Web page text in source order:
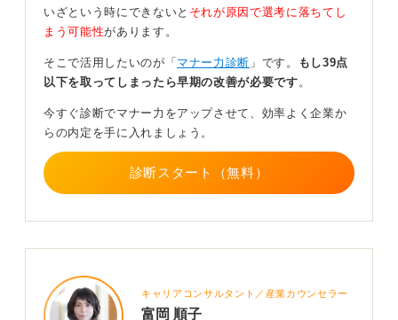
Tシャツにジーンズのような明らかにカジュアルすぎる服
装や、露出の多い服装は避けましょう。
小物もシンプルに！ トータルバランスを重視
髪型については、顔周りがすっきりとして清潔感があれ
ば、下ろしていてもまとめていてもかまいません。お辞
儀をしたときに髪が顔にかかってしまうようなら、ハー
フアップにするなど工夫すると良いでしょう。
りすぎないよう、小ぶりでシンプルなものを選ぶのがポ
ピアスやネックレスも、デザインによっては問題ありま
せんが、揺れるタイプや大ぶりなものは避けたほうが無
難だと思います。
いざという時にできないと それが原因で選考に落ちてし
まう可能性があります。
そこで活用したいのが「 マナー力診断 」です。
もし39点
以下を取ってしまったら早期の改善が必要です 。
今すぐ診断でマナー力をアップさせて、効率よく企業か
らの内定を手に入れましょう。
診断スタート（無料）
キャリアコンサルタント／産業カウンセラー
富岡 順子